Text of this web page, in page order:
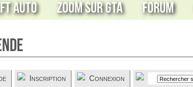
Auto Zoom sur GTA Forum
Inscription Connexion